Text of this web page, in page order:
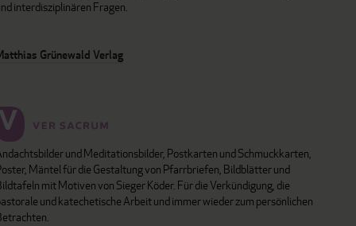
interdisziplinären Fragen.
Grünewald Verlag
und Meditationsbilder, Postkarten und Schmuckkarten,
Mäntel für die Gestaltung von Pfarrbriefen, Bildblätter und
mit Motiven von Sieger Köder. Für die Verkündigung, die
und katechetische Arbeit und immer wieder zum persönlichen